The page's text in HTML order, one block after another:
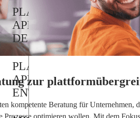
APP-
DESIGN
APP-
ENTWICKLUNG
zur
kompetente Beratung für Unternehmen,
Prozesse optimieren wollen. Mit dem